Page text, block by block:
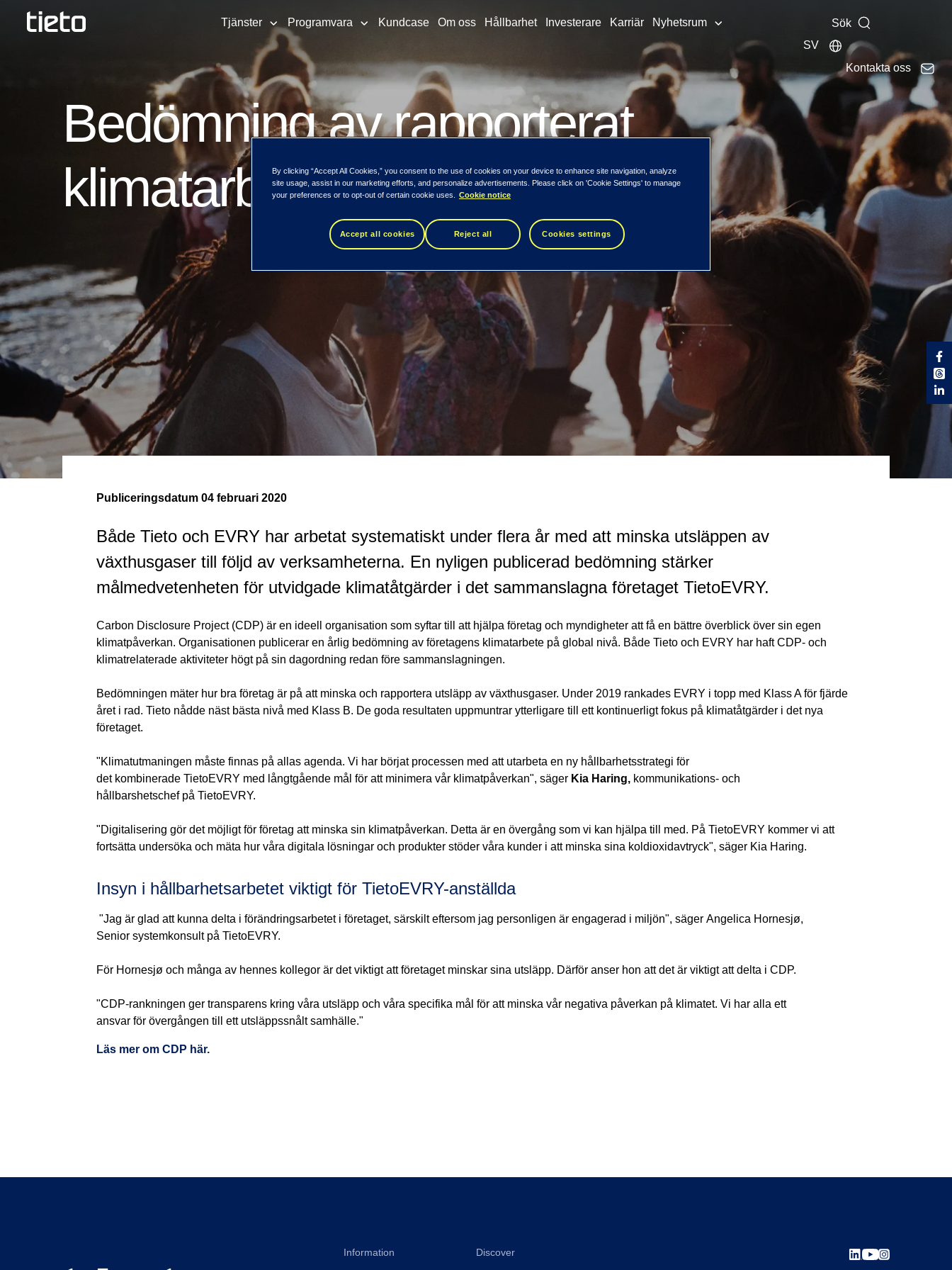
Tjänster Programvara Kundcase Om oss Hållbarhet Investerare Karriär Nyhetsrum
Sök
SV
Kontakta oss
Bedömning av rapporterat
klimatarbete höjer ambitionen
Publiceringsdatum 04 februari 2020
Både Tieto och EVRY har arbetat systematiskt under flera år med att minska utsläppen av
växthusgaser till följd av verksamheterna. En nyligen publicerad bedömning stärker
målmedvetenheten för utvidgade klimatåtgärder i det sammanslagna företaget TietoEVRY.
Carbon Disclosure Project (CDP) är en ideell organisation som syftar till att hjälpa företag och myndigheter att få en bättre överblick över sin egen
klimatpåverkan. Organisationen publicerar en årlig bedömning av företagens klimatarbete på global nivå. Både Tieto och EVRY har haft CDP- och
klimatrelaterade aktiviteter högt på sin dagordning redan före sammanslagningen.
Bedömningen mäter hur bra företag är på att minska och rapportera utsläpp av växthusgaser. Under 2019 rankades EVRY i topp med Klass A för fjärde
året i rad. Tieto nådde näst bästa nivå med Klass B. De goda resultaten uppmuntrar ytterligare till ett kontinuerligt fokus på klimatåtgärder i det nya
företaget.
"Klimatutmaningen måste finnas på allas agenda. Vi har börjat processen med att utarbeta en ny hållbarhetsstrategi för
det kombinerade TietoEVRY med långtgående mål för att minimera vår klimatpåverkan", säger Kia Haring, kommunikations- och
hållbarshetschef på TietoEVRY.
"Digitalisering gör det möjligt för företag att minska sin klimatpåverkan. Detta är en övergång som vi kan hjälpa till med. På TietoEVRY kommer vi att
fortsätta undersöka och mäta hur våra digitala lösningar och produkter stöder våra kunder i att minska sina koldioxidavtryck", säger Kia Haring.
Insyn i hållbarhetsarbetet viktigt för TietoEVRY-anställda
"Jag är glad att kunna delta i förändringsarbetet i företaget, särskilt eftersom jag personligen är engagerad i miljön", säger Angelica Hornesjø,
Senior systemkonsult på TietoEVRY.
För Hornesjø och många av hennes kollegor är det viktigt att företaget minskar sina utsläpp. Därför anser hon att det är viktigt att delta i CDP.
"CDP-rankningen ger transparens kring våra utsläpp och våra specifika mål för att minska vår negativa påverkan på klimatet. Vi har alla ett
ansvar för övergången till ett utsläppssnålt samhälle."
Läs mer om CDP här.
Information Discover
By clicking “Accept All Cookies,” you consent to the use of cookies on your device to enhance site navigation, analyze
site usage, assist in our marketing efforts, and personalize advertisements. Please click on 'Cookie Settings' to manage
your preferences or to opt-out of certain cookie uses.
Cookie notice
Accept all cookies Reject all Cookies settings